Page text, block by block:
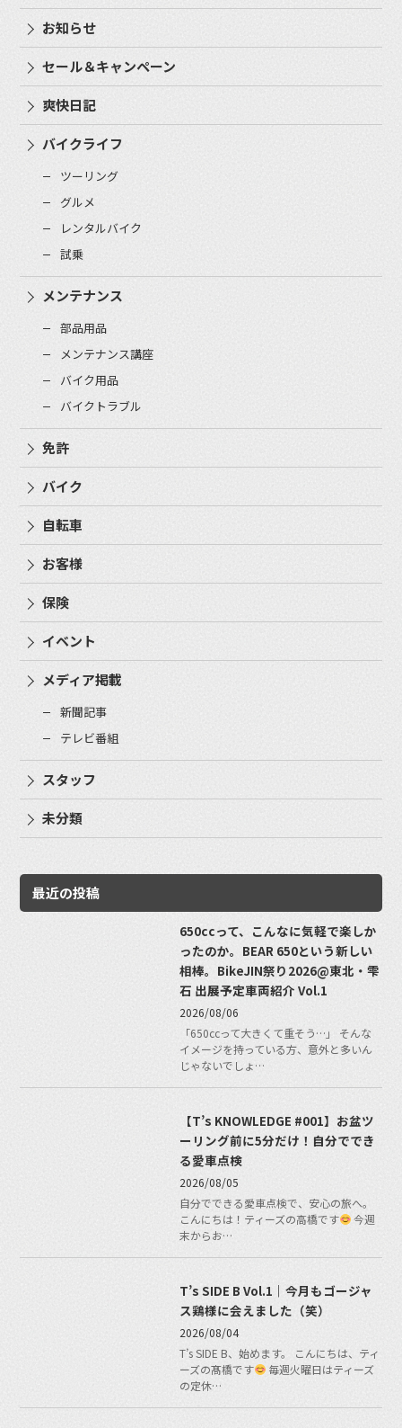
お知らせ
セール＆キャンペーン
爽快日記
バイクライフ
ツーリング
グルメ
レンタルバイク
試乗
メンテナンス
部品用品
メンテナンス講座
バイク用品
バイクトラブル
免許
バイク
自転車
お客様
保険
イベント
メディア掲載
新聞記事
テレビ番組
スタッフ
未分類
最近の投稿
650ccって、こんなに気軽で楽しか
ったのか。BEAR 650という新しい
相棒。BikeJIN祭り2026@東北・雫
石 出展予定車両紹介 Vol.1
2026/08/06
「650ccって大きくて重そう…」 そんな
イメージを持っている方、意外と多いん
じゃないでしょ…
【T’s KNOWLEDGE #001】お盆ツ
ーリング前に5分だけ！自分ででき
る愛車点検
2026/08/05
自分でできる愛車点検で、安心の旅へ。
こんにちは！ティーズの高橋です
今週
末からお…
T’s SIDE B Vol.1｜今月もゴージャ
ス鶏様に会えました（笑）
2026/08/04
T’s SIDE B、始めます。 こんにちは、ティ
ーズの髙橋です
毎週火曜日はティーズ
の定休…